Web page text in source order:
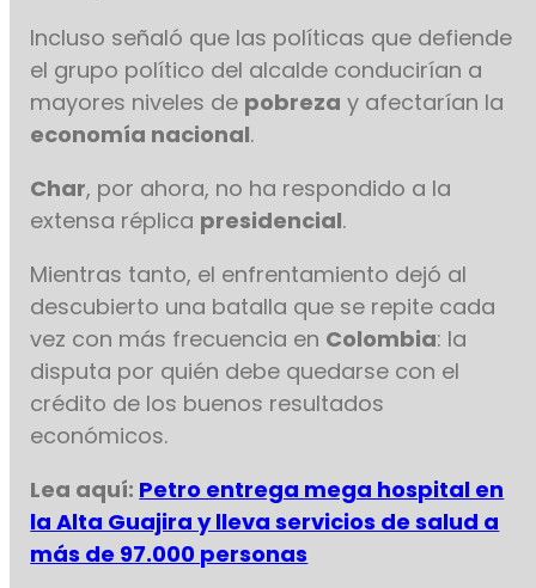
Incluso señaló que las políticas que defiende
el grupo político del alcalde conducirían a
mayores niveles de pobreza y afectarían la
economía nacional.
Char, por ahora, no ha respondido a la
extensa réplica presidencial.
Mientras tanto, el enfrentamiento dejó al
descubierto una batalla que se repite cada
vez con más frecuencia en Colombia: la
disputa por quién debe quedarse con el
crédito de los buenos resultados
económicos.
Lea aquí: Petro entrega mega hospital en
la Alta Guajira y lleva servicios de salud a
más de 97.000 personas